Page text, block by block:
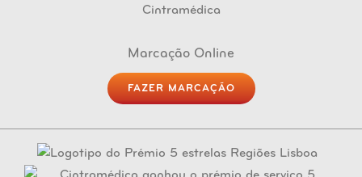
Marcação Online
FAZER MARCAÇÃO